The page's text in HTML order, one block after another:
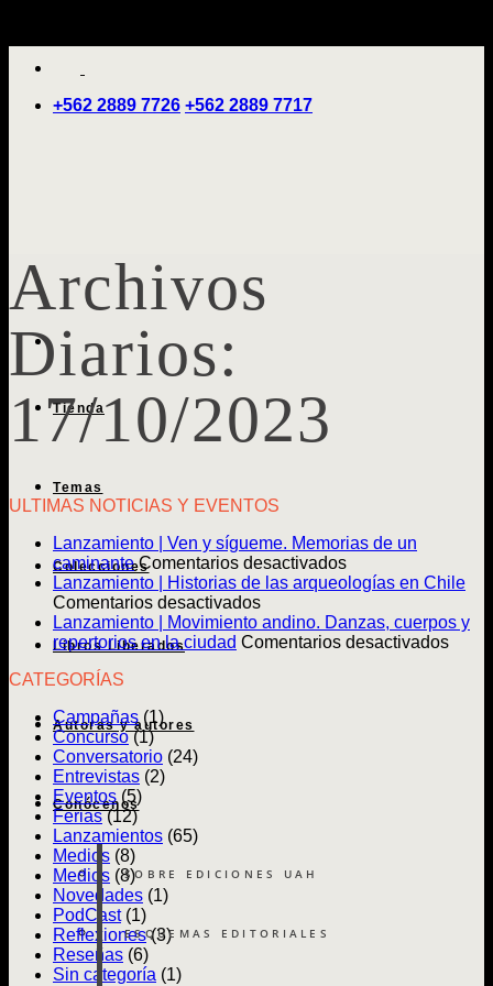
+562 2889 7726 +562 2889 7717
Tienda
Temas
Colecciones
Libros Liberados
Autoras y autores
Conócenos
SOBRE EDICIONES UAH
ESQUEMAS EDITORIALES
Archivos
Diarios:
17/10/2023
ULTIMAS NOTICIAS Y EVENTOS
Lanzamiento | Ven y sígueme. Memorias de un
caminante Comentarios desactivadosen
Lanzamiento
Ven
y
Lanzamiento | Historias de las arqueologías en Chile
Comentarios desactivadosen
Lanzamiento
|
Lanzamiento | Movimiento andino. Danzas, cuerpos y
repertorios en la ciudad Comentarios desactivadosen
CATEGORÍAS
Campañas (1)
Concurso(1)
Conversatorio (24)
Entrevistas (2)
Eventos (5)
Ferias(12)
Lanzamientos (65)
Medios (8)
Medios (8)
Novedades (1)
PodCast(1)
Reflexiones(3)
Reseñas (6)
Sin categoría (1)